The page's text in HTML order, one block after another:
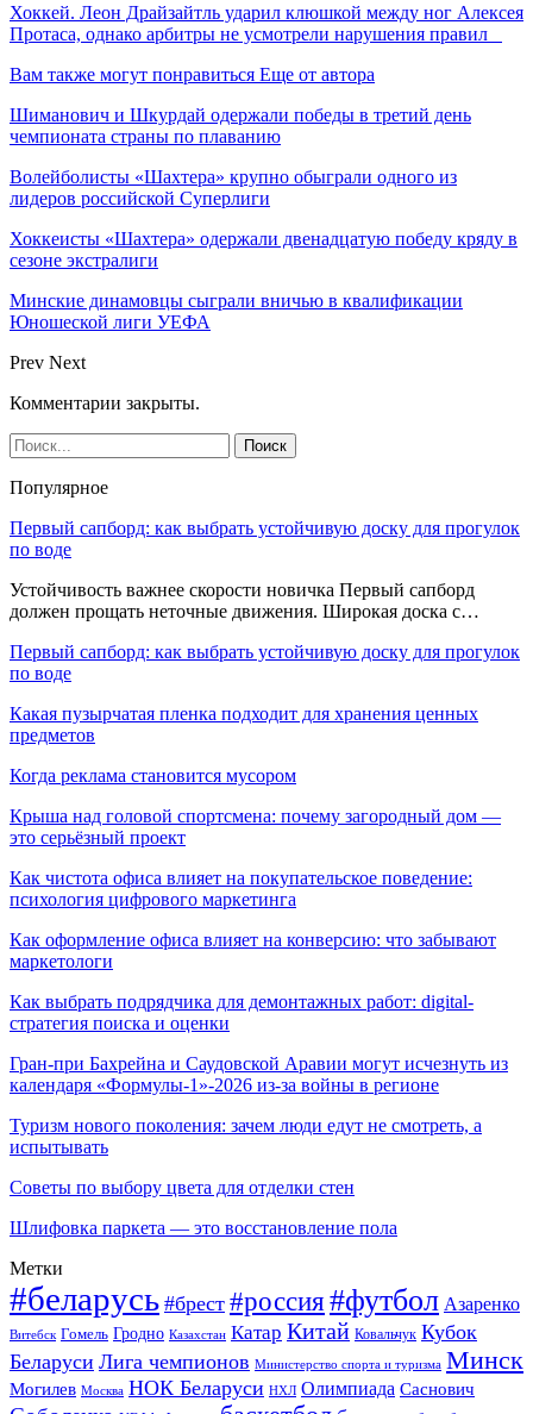
Хоккей. Леон Драйзайтль ударил клюшкой между ног Алексея
Протаса, однако арбитры не усмотрели нарушения правил
Вам также могут понравиться Еще от автора
Шиманович и Шкурдай одержали победы в третий день
чемпионата страны по плаванию
Волейболисты «Шахтера» крупно обыграли одного из
лидеров российской Суперлиги
Хоккеисты «Шахтера» одержали двенадцатую победу кряду в
сезоне экстралиги
Минские динамовцы сыграли вничью в квалификации
Юношеской лиги УЕФА
Prev Next
Комментарии закрыты.
Популярное
Первый сапборд: как выбрать устойчивую доску для прогулок
по воде
Устойчивость важнее скорости новичка Первый сапборд
должен прощать неточные движения. Широкая доска с…
Первый сапборд: как выбрать устойчивую доску для прогулок
по воде
Какая пузырчатая пленка подходит для хранения ценных
предметов
Когда реклама становится мусором
Крыша над головой спортсмена: почему загородный дом —
это серьёзный проект
Как чистота офиса влияет на покупательское поведение:
психология цифрового маркетинга
Как оформление офиса влияет на конверсию: что забывают
маркетологи
Как выбрать подрядчика для демонтажных работ: digital-
стратегия поиска и оценки
Гран-при Бахрейна и Саудовской Аравии могут исчезнуть из
календаря «Формулы-1»-2026 из-за войны в регионе
Туризм нового поколения: зачем люди едут не смотреть, а
испытывать
Советы по выбору цвета для отделки стен
Шлифовка паркета — это восстановление пола
Метки
#беларусь #брест #россия#футбол Азаренко
Витебск Гомель Гродно Казахстан Катар Китай Ковальчук Кубок
Беларуси Лига чемпионов Министерство спорта и туризма Минск
Могилев Москва НОК Беларуси НХЛ Олимпиада Саснович